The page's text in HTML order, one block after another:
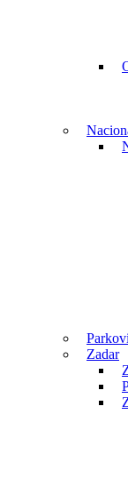
Zadar